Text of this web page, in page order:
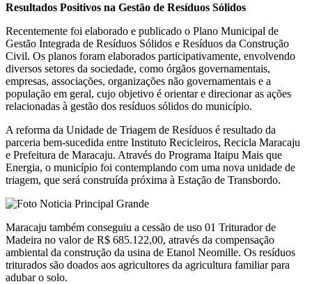
Resultados Positivos na Gestão de Resíduos Sólidos
Recentemente foi elaborado e publicado o Plano Municipal de
Gestão Integrada de Resíduos Sólidos e Resíduos da Construção
Civil. Os planos foram elaborados participativamente, envolvendo
diversos setores da sociedade, como órgãos governamentais,
empresas, associações, organizações não governamentais e a
população em geral, cujo objetivo é orientar e direcionar as ações
relacionadas à gestão dos resíduos sólidos do município.
A reforma da Unidade de Triagem de Resíduos é resultado da
parceria bem-sucedida entre Instituto Recicleiros, Recicla Maracaju
e Prefeitura de Maracaju. Através do Programa Itaipu Mais que
Energia, o município foi contemplando com uma nova unidade de
triagem, que será construída próxima à Estação de Transbordo.
Maracaju também conseguiu a cessão de uso 01 Triturador de
Madeira no valor de R$ 685.122,00, através da compensação
ambiental da construção da usina de Etanol Neomille. Os resíduos
triturados são doados aos agricultores da agricultura familiar para
adubar o solo.